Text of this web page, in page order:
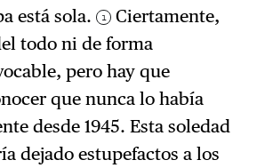
está sola. 1
Ciertamente,
todo ni de forma
pero hay que
que nunca lo había
desde 1945. Esta soledad
dejado estupefactos a los